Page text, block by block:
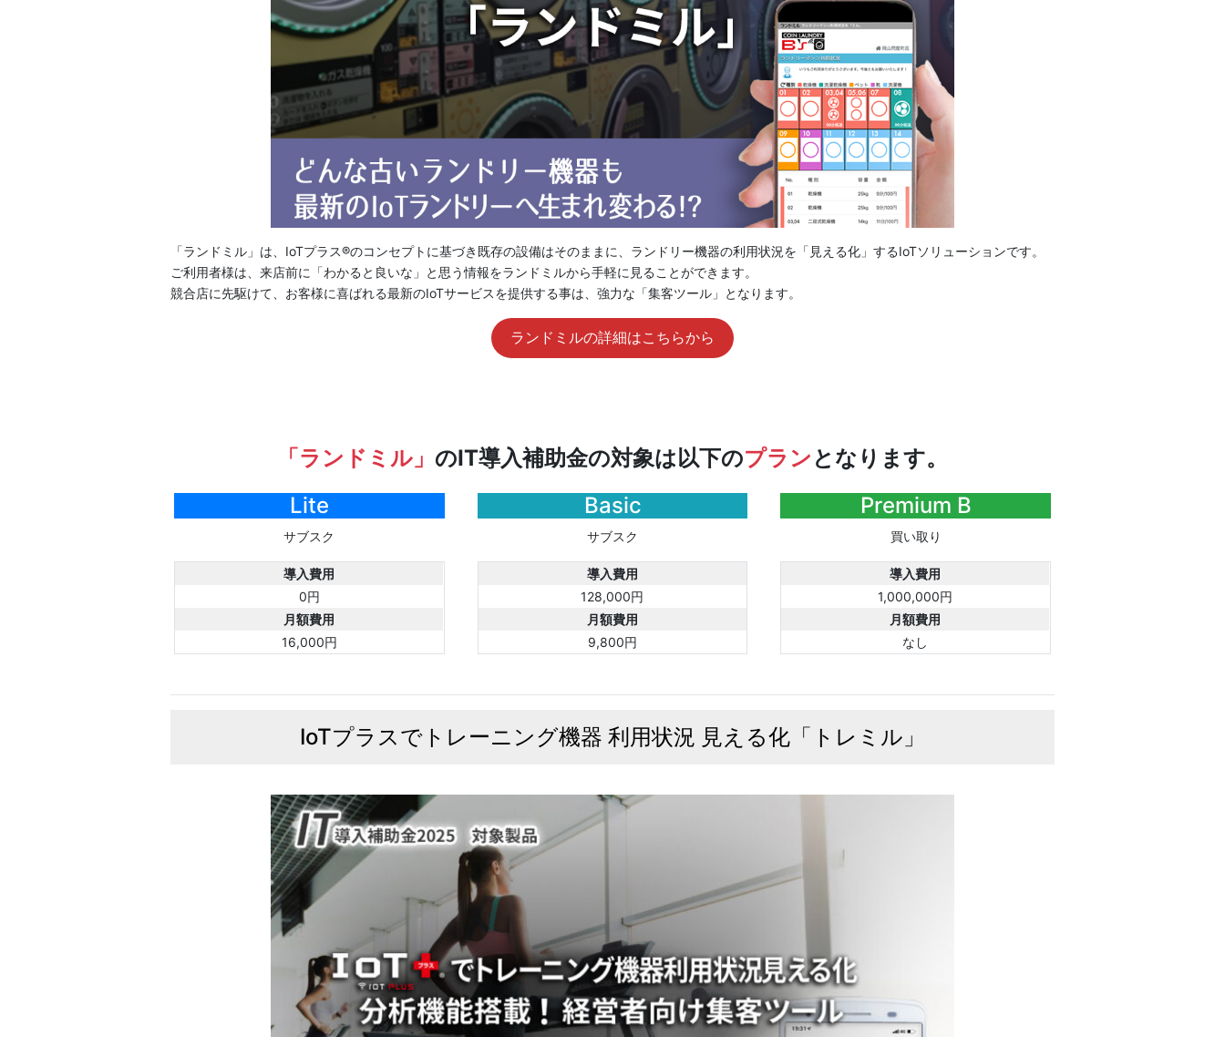
「ランドミル」は、IoTプラス®のコンセプトに基づき既存の設備はそのままに、ランドリー機器の利用状況を「見える化」するIoTソリューションです。
ご利用者様は、来店前に「わかると良いな」と思う情報をランドミルから手軽に見ることができます。
競合店に先駆けて、お客様に喜ばれる最新のIoTサービスを提供する事は、強力な「集客ツール」となります。
ランドミルの詳細はこちらから
「ランドミル」 のIT導入補助金の対象は以下のプラン となります。
Lite
サブスク
導入費用
0円
月額費用
16,000円
Basic
サブスク
導入費用
128,000円
月額費用
9,800円
Premium B
買い取り
導入費用
1,000,000円
月額費用
なし
IoTプラスでトレーニング機器 利用状況 見える化「トレミル」